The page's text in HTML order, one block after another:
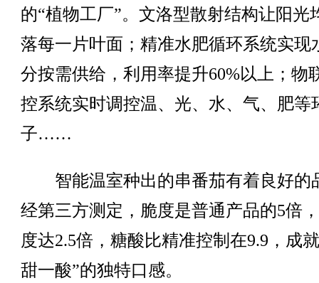
的“植物工厂”。文洛型散射结构让阳光
落每一片叶面；精准水肥循环系统实现
分按需供给，利用率提升60%以上；物
控系统实时调控温、光、水、气、肥等
子……
智能温室种出的串番茄有着良好的
经第三方测定，脆度是普通产品的5倍
度达2.5倍，糖酸比精准控制在9.9，成
甜一酸”的独特口感。